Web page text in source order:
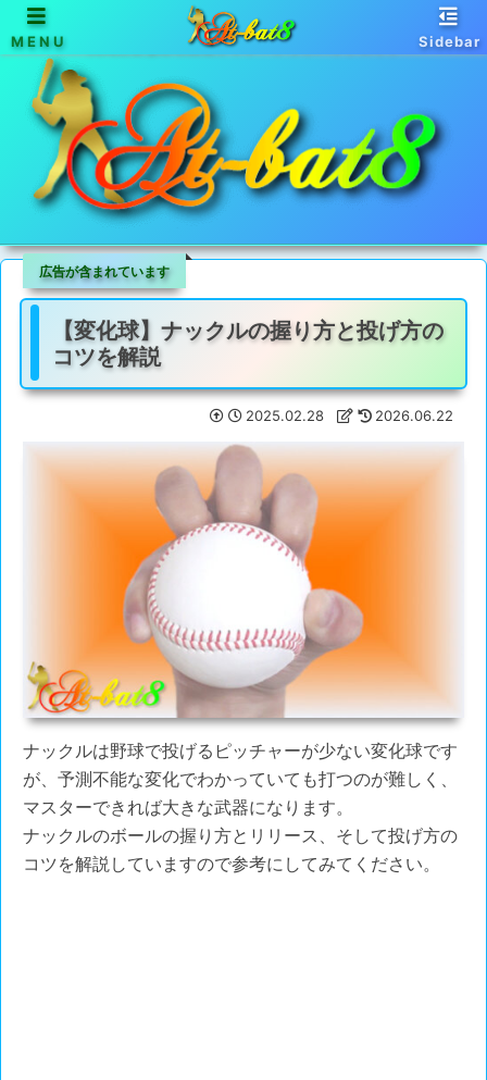
天馬行空な野球情報サイト - アットバットエイト
広告が含まれています
【変化球】ナックルの握り方と投げ方の
コツを解説
2025.02.28 2026.06.22
ナックルは野球で投げるピッチャーが少ない変化球です
が、予測不能な変化でわかっていても打つのが難しく、
マスターできれば大きな武器になります。
ナックルのボールの握り方とリリース、そして投げ方の
コツを解説していますので参考にしてみてください。
MENU Sidebar